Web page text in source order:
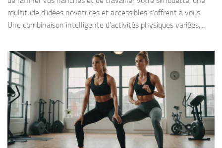
multitude d’idées novatrices et accessibles s’offrent à vous.
Une combinaison intelligente d’activités physiques variées,...